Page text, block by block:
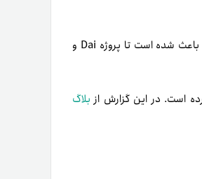
همان‌طورکه گفتیم، ارزش هر استیبل کوین دای تقریباً برابر یک دلار آمریکا است و همین موضوع باعث شده است تا پروژه Dai و
بلاگ